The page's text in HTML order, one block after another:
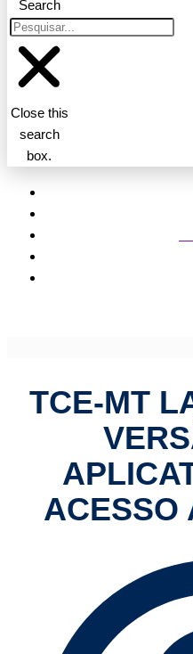
Search
Close this
search
box.
TCE-MT
ACESSO